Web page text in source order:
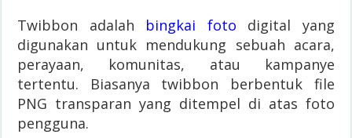
Twibbon adalah bingkai foto digital yang
digunakan untuk mendukung sebuah acara,
perayaan, komunitas, atau kampanye
tertentu. Biasanya twibbon berbentuk file
PNG transparan yang ditempel di atas foto
pengguna.